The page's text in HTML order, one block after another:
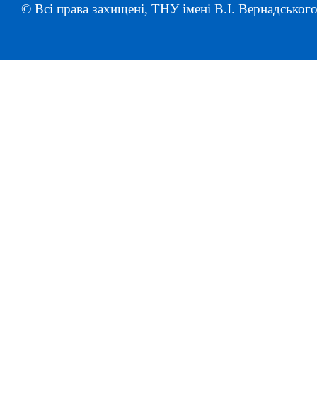
© Всі права захищені, ТНУ імені В.І.